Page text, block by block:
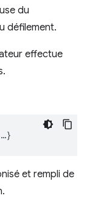
du
défilement.
effectue
…}
et rempli de